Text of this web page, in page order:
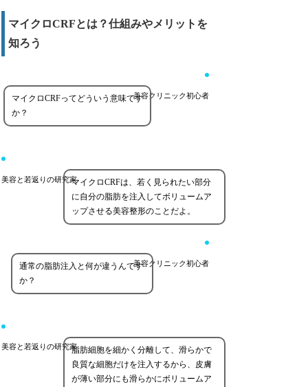
マイクロCRFとは？仕組みやメリットを
知ろう
美容クリニック初心者
マイクロCRFってどういう意味です
か？
美容と若返りの研究家マイクロCRFは、若く見られたい部分
に自分の脂肪を注入してボリュームア
ップさせる美容整形のことだよ。
美容クリニック初心者
通常の脂肪注入と何が違うんです
か？
美容と若返りの研究家脂肪細胞を細かく分離して、滑らかで
良質な細胞だけを注入するから、皮膚
が薄い部分にも滑らかにボリュームア